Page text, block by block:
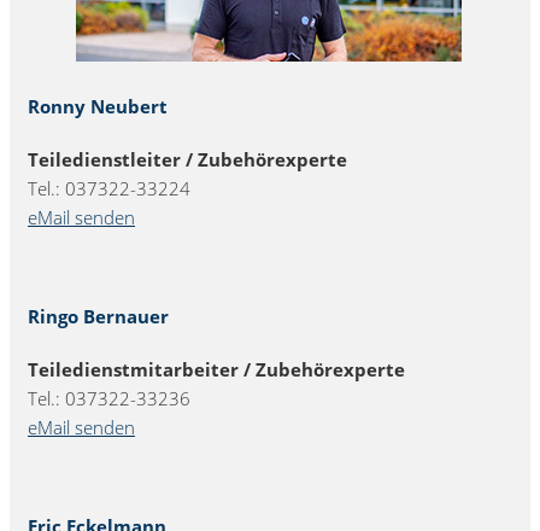
Ronny Neubert
Teiledienstleiter / Zubehörexperte
Tel.: 037322-33224
eMail senden
Ringo Bernauer
Teiledienstmitarbeiter / Zubehörexperte
Tel.: 037322-33236
eMail senden
Eric Eckelmann